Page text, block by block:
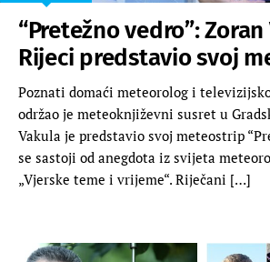
“Pretežno vedro”:
Rijeci predstavio svoj
Poznati domaći meteorolog i
održao je meteoknjiževni susret u
Vakula je predstavio svoj meteostrip
se sastoji od anegdota iz svijeta
„Vjerske teme i vrijeme“. Riječani […]